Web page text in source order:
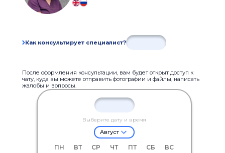
Как консультирует специалист?
После оформления консультации, вам будет открыт доступ к
чату, куда вы можете отправить фотографии и файлы, написать
жалобы и вопросы.
Выберите дату и время
Август
ПН ВТ СР ЧТ ПТ СБ
ВС